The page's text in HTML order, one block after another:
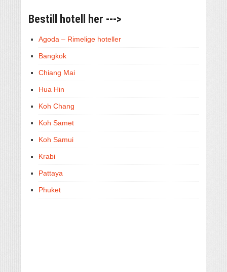
Bestill hotell her --->
Agoda – Rimelige hoteller
Bangkok
Chiang Mai
Hua Hin
Koh Chang
Koh Samet
Koh Samui
Krabi
Pattaya
Phuket